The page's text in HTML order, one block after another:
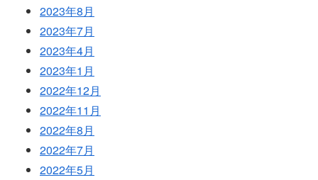
2023年8月
2023年7月
2023年4月
2023年1月
2022年12月
2022年11月
2022年8月
2022年7月
2022年5月